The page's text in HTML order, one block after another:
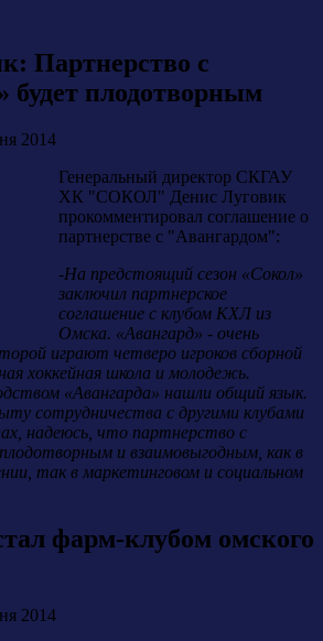
Партнерство с
будет плодотворным
2014
Генеральный директор СКГАУ
ХК "СОКОЛ" Денис Луговик
прокомментировал соглашение о
партнерстве с "Авангардом":
-На предстоящий сезон «Сокол»
заключил партнерское
соглашение с клубом КХЛ из
Омска. «Авангард» - очень
играют четверо игроков сборной
хоккейная школа и молодежь.
«Авангарда» нашли общий язык.
сотрудничества с другими клубами
надеюсь, что партнерство с
и взаимовыгодным, как в
так в маркетинговом и социальном
фарм-клубом омского
2014